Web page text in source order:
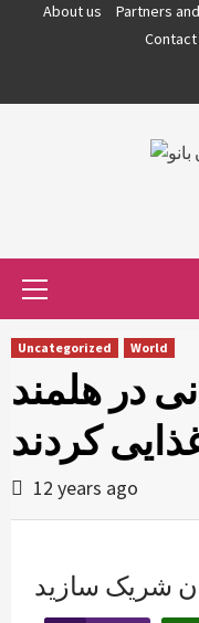
About us Partners
Contact
Uncategorized World
در هلمند
کردند
12 years ago
شریک سازید